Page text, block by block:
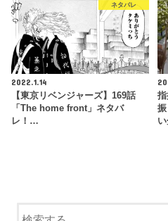
ネタバレ
2022.1.14
【東京リベンジャーズ】169話
「The home front」ネタバ
レ！…